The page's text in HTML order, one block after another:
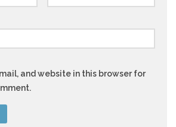
and website in this browser for